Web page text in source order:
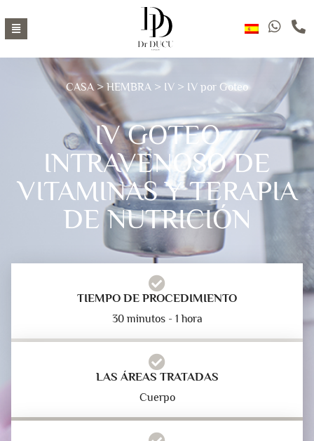
CASA>HEMBRA > IV > IV por Goteo
IV GOTEO
INTRAVENOSO DE
VITAMINAS Y TERAPIA
DE NUTRICIÓN
TIEMPO DE PROCEDIMIENTO
30 minutos - 1 hora
LAS ÁREAS TRATADAS
Cuerpo